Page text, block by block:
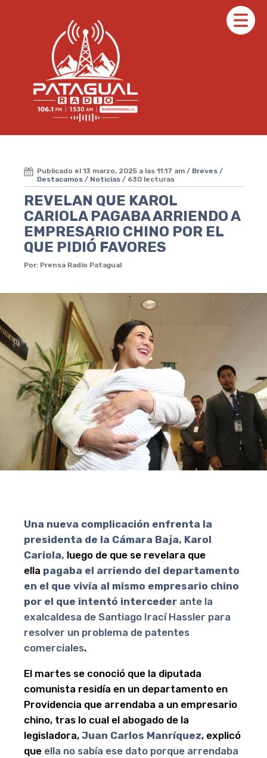
Publicado el 13 marzo, 2025 a las 11:17 am / Breves /
Destacamos / Noticias / 630 lecturas
REVELAN QUE KAROL
CARIOLA PAGABA ARRIENDO A
EMPRESARIO CHINO POR EL
QUE PIDIÓ FAVORES
Por: Prensa Radio Patagual
Una nueva complicación enfrenta la
presidenta de la Cámara Baja, Karol
Cariola, luego de que se revelara que
ella pagaba el arriendo del departamento
en el que vivía al mismo empresario chino
por el que intentó interceder ante la
exalcaldesa de Santiago Irací Hassler para
resolver un problema de patentes
comerciales.
El martes se conoció que la diputada
comunista residía en un departamento en
Providencia que arrendaba a un empresario
chino, tras lo cual el abogado de la
legisladora, Juan Carlos Manríquez, explicó
que ella no sabía ese dato porque arrendaba